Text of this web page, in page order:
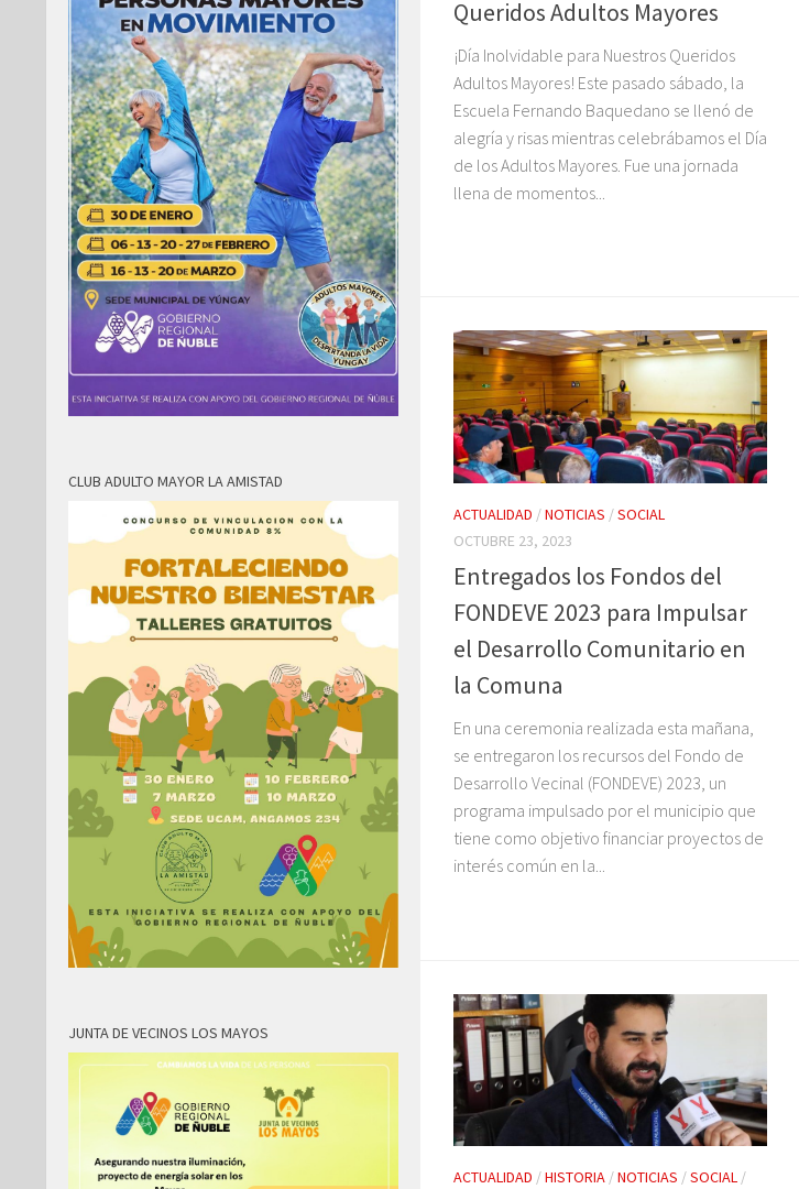
Queridos Adultos Mayores
¡Día Inolvidable para Nuestros Queridos
Adultos Mayores! Este pasado sábado, la
Escuela Fernando Baquedano se llenó de
alegría y risas mientras celebrábamos el Día
de los Adultos Mayores. Fue una jornada
llena de momentos...
ACTUALIDAD /NOTICIAS /SOCIAL
OCTUBRE 23, 2023
Entregados los Fondos del
FONDEVE 2023 para Impulsar
el Desarrollo Comunitario en
la Comuna
En una ceremonia realizada esta mañana,
se entregaron los recursos del Fondo de
Desarrollo Vecinal (FONDEVE) 2023, un
programa impulsado por el municipio que
tiene como objetivo financiar proyectos de
interés común en la...
ACTUALIDAD /HISTORIA /NOTICIAS /SOCIAL /
CLUB ADULTO MAYOR LA AMISTAD
JUNTA DE VECINOS LOS MAYOS